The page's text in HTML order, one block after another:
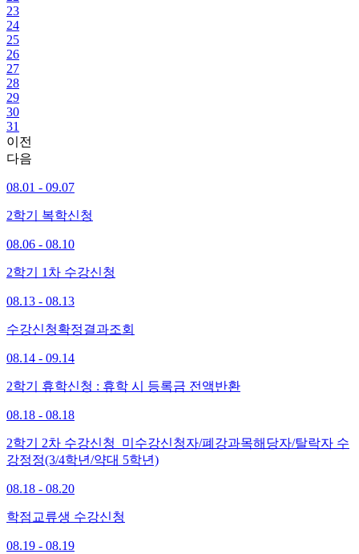
23
24
25
26
27
28
29
30
31
이전
다음
08.01 - 09.07
2학기 복학신청
08.06 - 08.10
2학기 1차 수강신청
08.13 - 08.13
수강신청확정결과조회
08.14 - 09.14
2학기 휴학신청 : 휴학 시 등록금 전액반환
08.18 - 08.18
2학기 2차 수강신청_미수강신청자/폐강과목해당자/탈락자 수
강정정(3/4학년/약대 5학년)
08.18 - 08.20
학점교류생 수강신청
08.19 - 08.19